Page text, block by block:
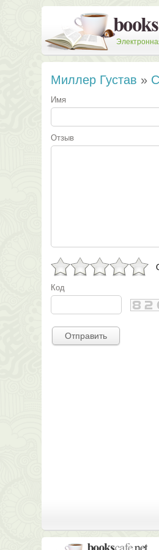
Миллер Густав »
Имя
Отзыв
Код
Отправить